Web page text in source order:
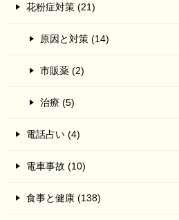
花粉症対策 (21)
原因と対策 (14)
市販薬 (2)
治療 (5)
電話占い (4)
電車事故 (10)
食事と健康 (138)